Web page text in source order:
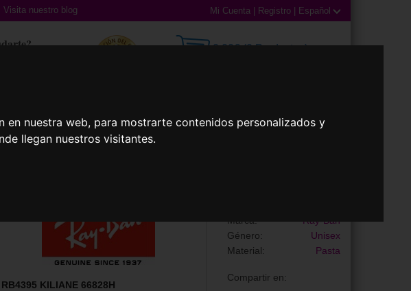
nuestra web, para mostrarte contenidos personalizados y
llegan nuestros visitantes.
Visita nuestro blog Mi Cuenta Registro Español
0,00€ (0 Productos)
Lentillas
RB4395 KILIANE 66828H
Marca:
Ray-Ban
Género:
Unisex
Material:
Pasta
Compartir en: